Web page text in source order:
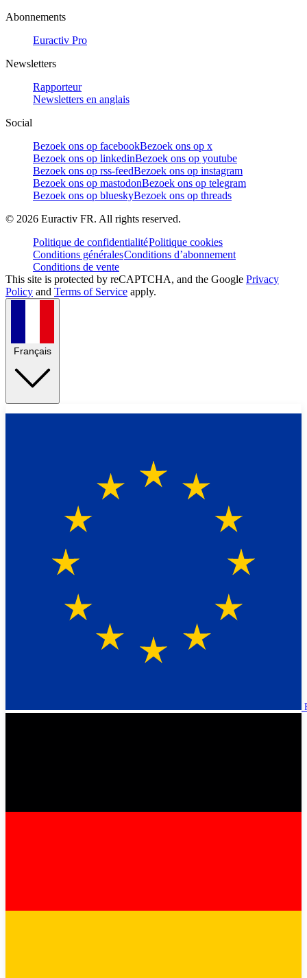
Abonnements
Euractiv Pro
Newsletters
Rapporteur
Newsletters en anglais
Social
Bezoek ons op facebookBezoek ons op x
Bezoek ons op linkedinBezoek ons op youtube
Bezoek ons op rss-feedBezoek ons op instagram
Bezoek ons op mastodonBezoek ons op telegram
Bezoek ons op blueskyBezoek ons op threads
© 2026 Euractiv FR. All rights reserved.
Politique de confidentialitéPolitique cookies
Conditions généralesConditions d’abonnement
Conditions de vente
This site is protected by reCAPTCHA, and the Google Privacy
Policy and Terms of Service apply.
Français